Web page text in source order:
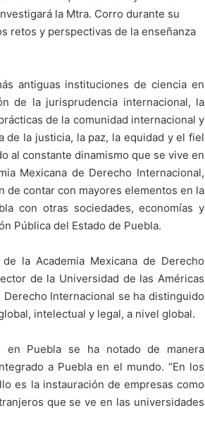
la Mtra. Corro durante su
retos y perspectivas de la enseñanza
antiguas instituciones de ciencia en
de la jurisprudencia internacional, la
de la comunidad internacional y
la justicia, la paz, la equidad y el fiel
al constante dinamismo que se vive en
Mexicana de Derecho Internacional,
de contar con mayores elementos en la
con otras sociedades, economías y
Pública del Estado de Puebla.
la Academia Mexicana de Derecho
de la Universidad de las Américas
Internacional se ha distinguido
intelectual y legal, a nivel global.
en Puebla se ha notado de manera
a Puebla en el mundo. “En los
es la instauración de empresas como
que se ve en las universidades